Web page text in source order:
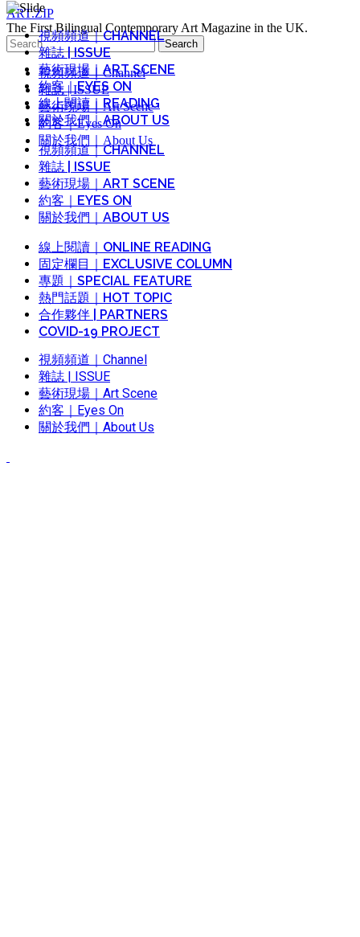
ART.ZIP
The First Bilingual Contemporary Art Magazine in the UK.
Search
for:
視頻頻道｜Channel
雜誌 | ISSUE
藝術現場｜Art Scene
約客｜Eyes On
關於我們｜About Us
視頻頻道｜CHANNEL
雜誌 | ISSUE
藝術現場｜ART SCENE
約客｜EYES ON
線上閱讀｜READING
關於我們｜ABOUT US
視頻頻道｜CHANNEL
雜誌 | ISSUE
藝術現場｜ART SCENE
約客｜EYES ON
關於我們｜ABOUT US
線上閱讀｜ONLINE READING
固定欄目｜EXCLUSIVE COLUMN
專題｜SPECIAL FEATURE
熱門話題｜HOT TOPIC
合作夥伴 | PARTNERS
COVID-19 PROJECT
視頻頻道｜Channel
雜誌 | ISSUE
藝術現場｜Art Scene
約客｜Eyes On
關於我們｜About Us